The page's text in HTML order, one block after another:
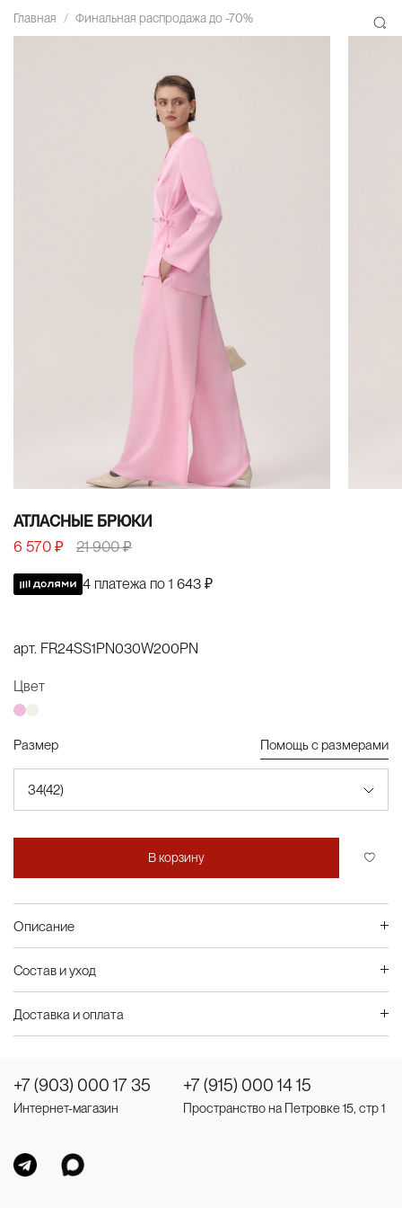
Главная Финальная распродажа до -70%
АТЛАСНЫЕ БРЮКИ
Цвет
Размер Помощь с размерами
34(42)
6 570 ₽ 21 900 ₽
4 платежа по 1 643 ₽
арт. FR24SS1PN030W200PN
В корзину
Описание
Состав и уход
Доставка и оплата
+7 (903) 000 17 35
Интернет-магазин
+7 (915) 000 14 15
Пространство на Петровке 15, стр 1